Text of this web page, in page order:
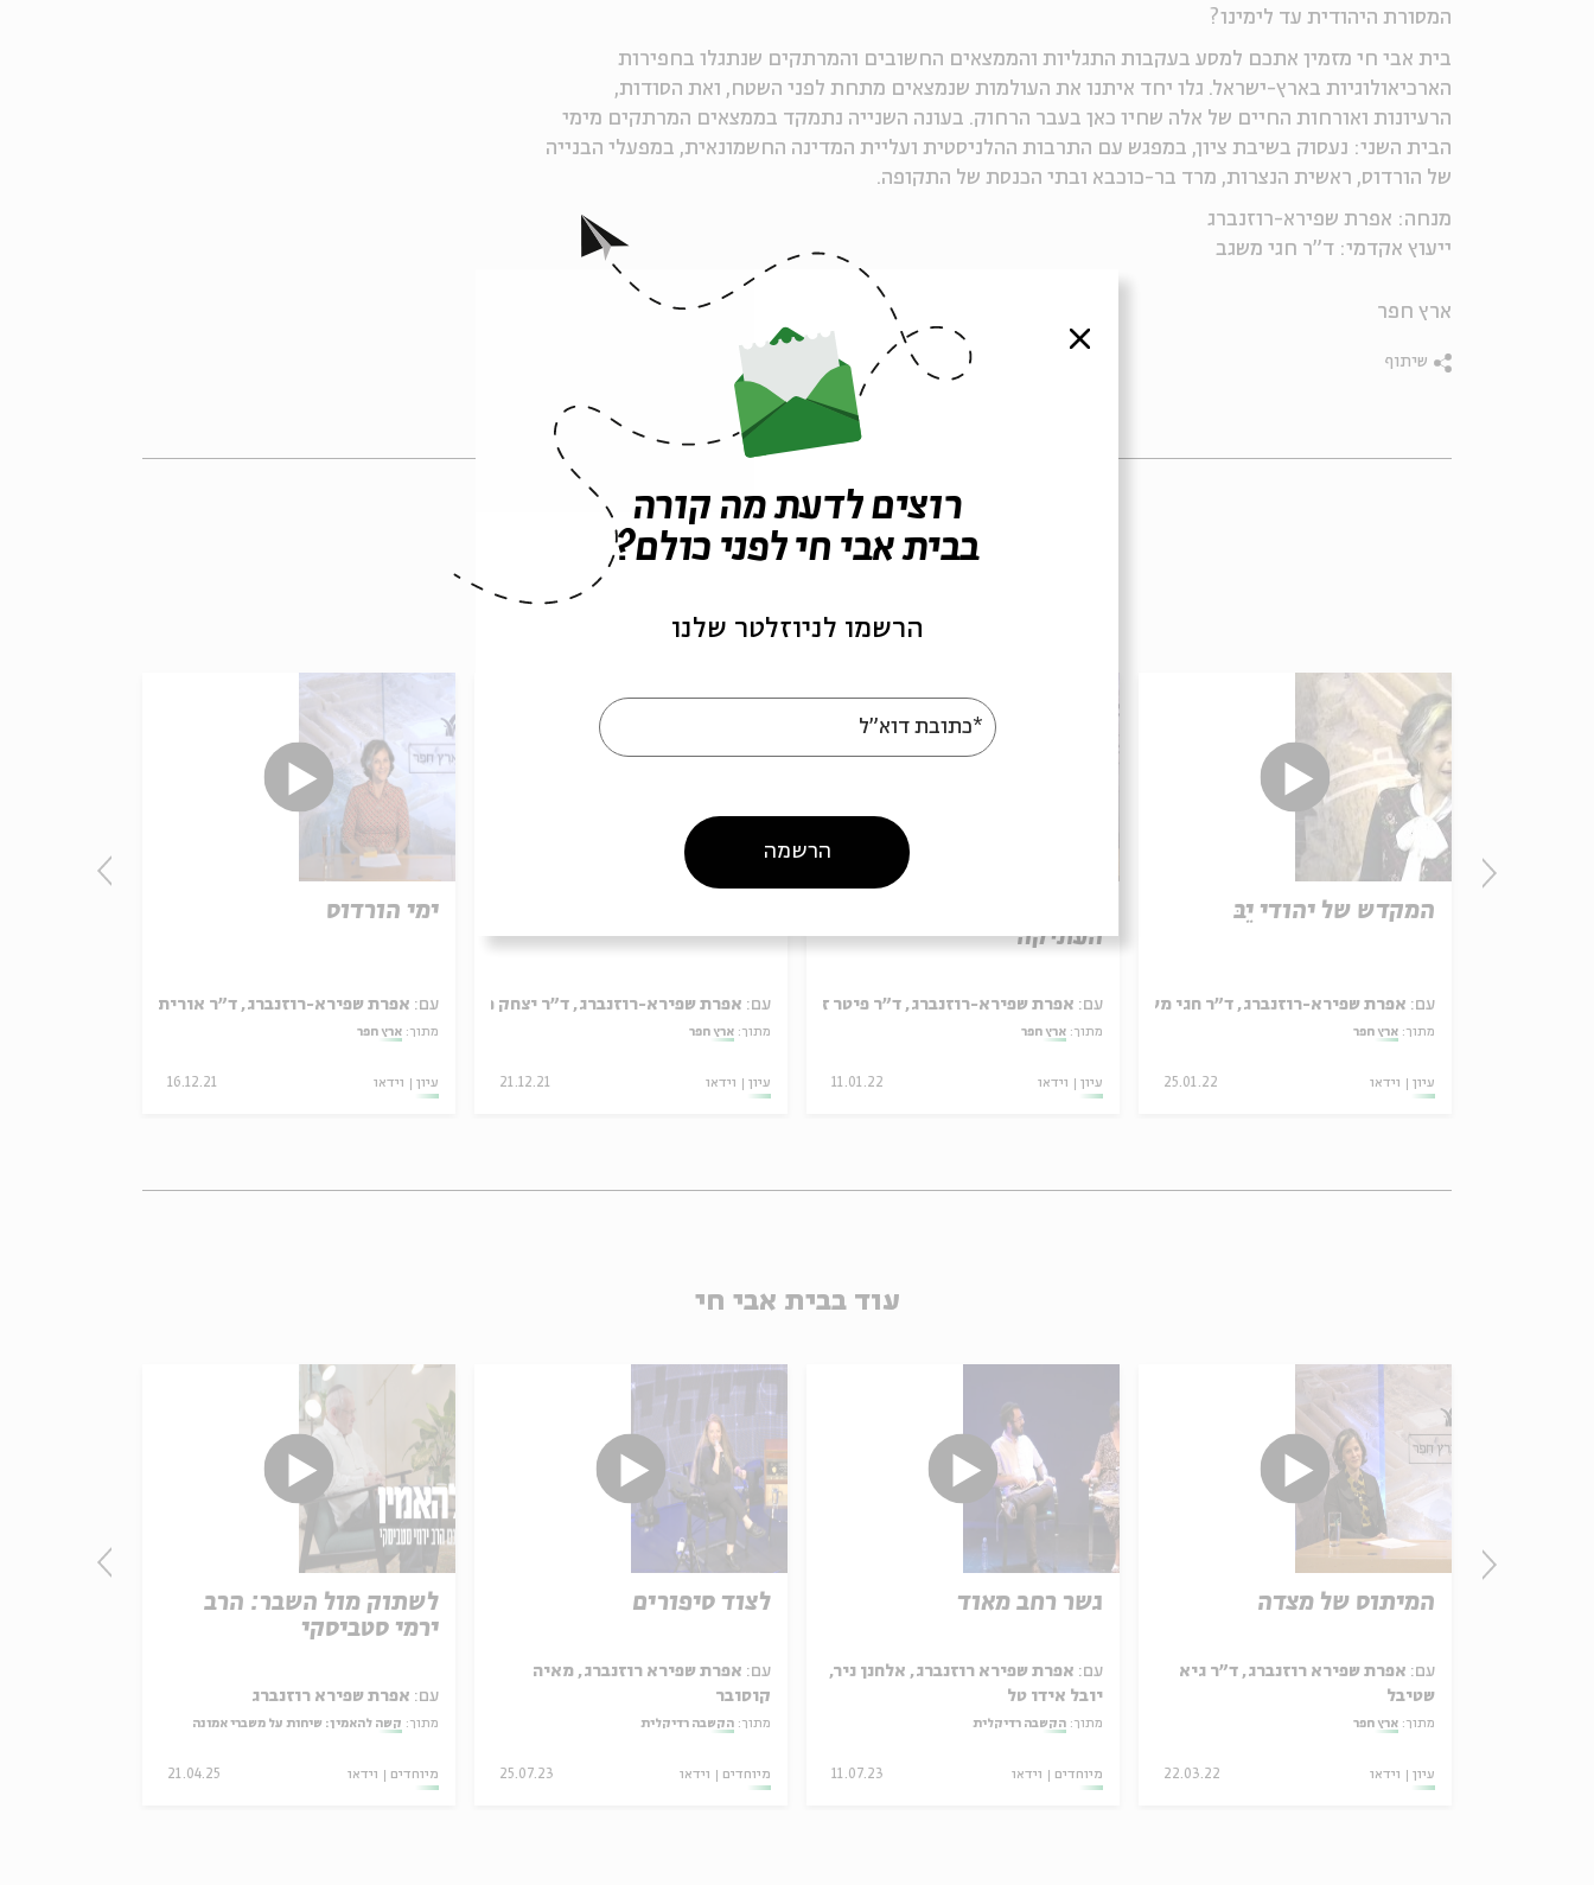
המסורת היהודית עד לימינו?
בית אבי חי מזמין אתכם למסע בעקבות התגליות והממצאים החשובים והמרתקים שנתגלו בחפירות
הארכיאולוגיות בארץ-ישראל. גלו יחד איתנו את העולמות שנמצאים מתחת לפני השטח, ואת הסודות,
הרעיונות ואורחות החיים של אלה שחיו כאן בעבר הרחוק. בעונה השנייה נתמקד בממצאים המרתקים מימי
הבית השני: נעסוק בשיבת ציון, במפגש עם התרבות ההלניסטית ועליית המדינה החשמונאית, במפעלי הבנייה
של הורדוס, ראשית הנצרות, מרד בר-כוכבא ובתי הכנסת של התקופה.
מנחה: אפרת שפירא-רוזנברג
ייעוץ אקדמי: ד"ר חגי משגב
ארץ חפר
שיתוף
פרקים נוספים בסדרה
ימי הורדוס
עם: אפרת שפירא-רוזנברג, ד"ר אורית פלג-ברקת
מתוך: ארץ חפר
עיון וידאו 16.12.21
עם: אפרת שפירא-רוזנברג, ד"ר יצחק מגן
מתוך: ארץ חפר
עיון וידאו 21.12.21
העתיקה
עם: אפרת שפירא-רוזנברג, ד"ר פיטר זילברג
מתוך: ארץ חפר
עיון וידאו 11.01.22
המקדש של יהודי יֵבּ
עם: אפרת שפירא-רוזנברג, ד"ר חגי משגב
מתוך: ארץ חפר
עיון וידאו 25.01.22
עוד בבית אבי חי
לשתוק מול השבר: הרב
ירמי סטביסקי
עם: אפרת שפירא רוזנברג
מתוך: קשה להאמין: שיחות על משברי אמונה
מיוחדים וידאו 21.04.25
לצוד סיפורים
עם: אפרת שפירא רוזנברג, מאיה
קוסובר
מתוך: הקשבה רדיקלית
מיוחדים וידאו 25.07.23
גשר רחב מאוד
עם: אפרת שפירא רוזנברג, אלחנן ניר,
יובל אידו טל
מתוך: הקשבה רדיקלית
מיוחדים וידאו 11.07.23
המיתוס של מצדה
עם: אפרת שפירא רוזנברג, ד"ר גיא
שטיבל
מתוך: ארץ חפר
עיון וידאו 22.03.22
סגור
רוצים לדעת מה קורה
בבית אבי חי לפני כולם?
הרשמו לניוזלטר שלנו
*כתובת דוא"ל
הרשמה